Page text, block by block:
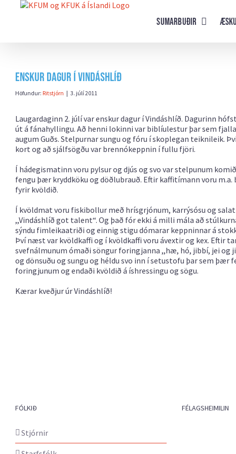
Sumarbuðir
Enskur dagur í Vindáshlíð
Höfundur: Ritstjórn | 3. júlí 2011
Laugardaginn 2. júlí var enskur dagur í Vindáshlíð. Dagurinn
út á fánahyllingu. Að henni lokinni var biblíulestur þar sem
augum Guðs. Stelpurnar sungu og fóru í skoplegan teiknileik.
kort og að sjálfsögðu var brennókeppnin í fullu fjöri.
Í hádegismatinn voru pylsur og djús og svo var stelpunum
fengu þær kryddköku og döðlubrauð. Eftir kaffitímann voru
fyrir kvöldið.
Í kvöldmat voru fiskibollur með hrísgrjónum, karrýsósu og
,,Vindáshlíð got talent“. Og það fór ekki á milli mála að
sýndu fimleikaatriði og einnig stigu dómarar keppninnar á
Því næst var kvöldkaffi og í kvöldkaffi voru ávextir og kex. Eftir
svefnálmunum ómaði söngur foringjanna ,,hæ, hó, jibbí, jei
og dönsuðu og sungu og héldu svo inn í setustofu þar sem
foringjunum og endaði kvöldið á íshressingu og sögu.
Kærar kveðjur úr Vindáshlíð!
FÓLKIÐ
Stjórnir
FÉLAGSHEIMILIN